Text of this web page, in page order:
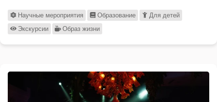
Научные мероприятия Образование
Для детей
Экскурсии
Образ жизни